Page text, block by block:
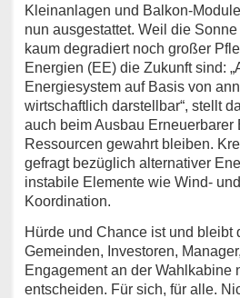
Kleinanlagen und Balkon-
nun ausgestattet. Weil die
kaum degradiert noch großer
Energien (EE) die Zukunft sind:
Energiesystem auf Basis von
wirtschaftlich darstellbar“, stellt
auch beim Ausbau
Ressourcen gewahrt bleiben.
gefragt bezüglich alternativer
instabile Elemente wie Wind-
Koordination.
Hürde und Chance ist und bleibt
Gemeinden, Investoren,
Engagement an der Wahlkabine
entscheiden. Für sich, für alle.